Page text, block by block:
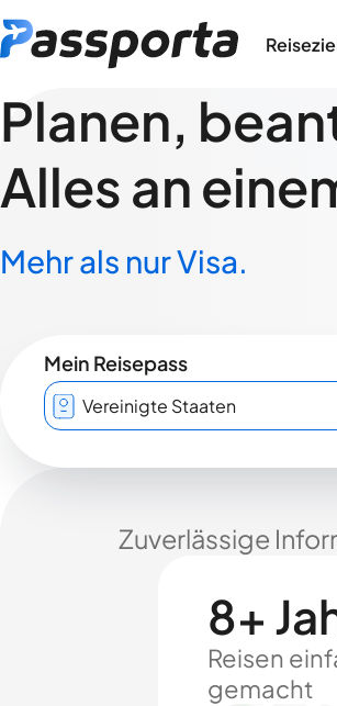
Planen,
Alles an
Mehr als nur Visa.
Mein Reisepass
Zuverlässige
8+
Reisen
gemacht